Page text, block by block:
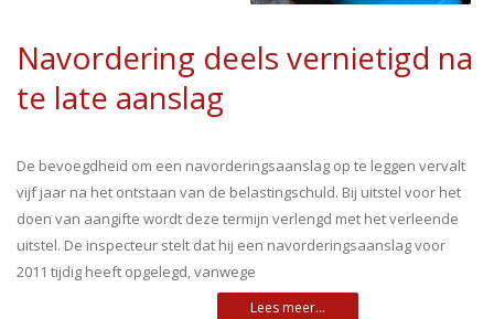
Navordering deels vernietigd na
te late aanslag
De bevoegdheid om een navorderingsaanslag op te leggen vervalt
vijf jaar na het ontstaan van de belastingschuld. Bij uitstel voor het
doen van aangifte wordt deze termijn verlengd met het verleende
uitstel. De inspecteur stelt dat hij een navorderingsaanslag voor
2011 tijdig heeft opgelegd, vanwege